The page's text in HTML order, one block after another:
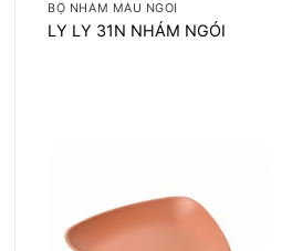
BỘ NHÁM MÀU NGÓI
LY LY 31N NHÁM NGÓI